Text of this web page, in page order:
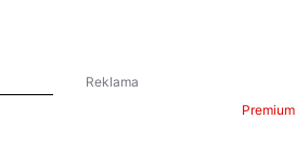
Premium